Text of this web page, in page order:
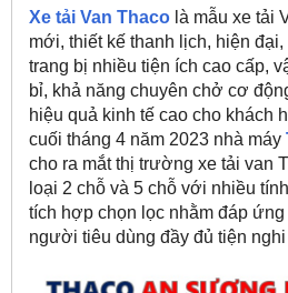
Xe tải Van Thaco là mẫu xe tải
mới, thiết kế thanh lịch, hiện đại,
trang bị nhiều tiện ích cao cấp,
bỉ, khả năng chuyên chở cơ
hiệu quả kinh tế cao cho khách
cuối tháng 4 năm 2023 nhà máy
cho ra mắt thị trường xe tải van
loại 2 chỗ và 5 chỗ với nhiều
tích hợp chọn lọc nhằm đáp
người tiêu dùng đầy đủ tiện nghi